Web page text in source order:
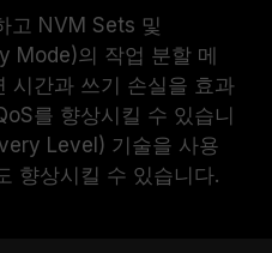
고 NVM Sets 및
Mode)의 작업 분할 메
시간과 쓰기 손실을 효과
를 향상시킬 수 있습니
Level) 기술을 사용
향상시킬 수 있습니다.